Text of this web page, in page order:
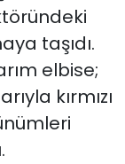
taşıdı.
elbise;
kırmızı